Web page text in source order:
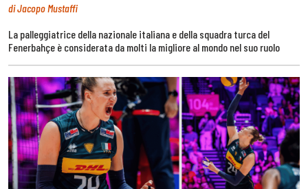
di Jacopo Mustaffi
La palleggiatrice della nazionale italiana e della squadra turca del
Fenerbahçe è considerata da molti la migliore al mondo nel suo ruolo